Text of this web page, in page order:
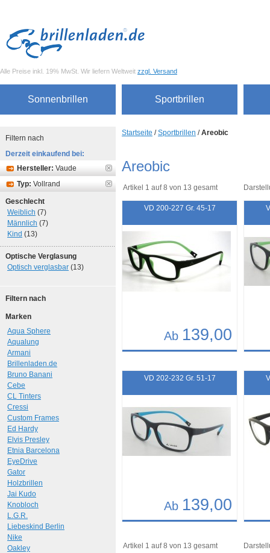
Alle Preise inkl. 19% MwSt. Wir liefern Weltweit zzgl. Versand
Sonnenbrillen Sportbrillen
Startseite /Sportbrillen /Areobic
Areobic
Artikel 1 auf 8 von 13 gesamt
VD 200-227 Gr. 45-17
Ab 139,00
Art.-Nr.: 10303 Art.-
VD 202-232 Gr. 51-17
Ab 139,00
Art.-Nr.: 10855 Art.-
Artikel 1 auf 8 von 13 gesamt
Filtern nach
Derzeit einkaufend bei:
Hersteller: Vaude
Typ: Vollrand
Geschlecht
Weiblich (7)
Männlich (7)
Kind (13)
Optische Verglasung
Optisch verglasbar (13)
Filtern nach
Marken
Aqua Sphere
Aqualung
Armani
Brillenladen.de
Bruno Banani
Cebe
CL Tinters
Cressi
Custom Frames
Ed Hardy
Elvis Presley
Etnia Barcelona
EyeDrive
Gator
Holzbrillen
Jai Kudo
Knobloch
L.G.R.
Liebeskind Berlin
Nike
Oakley